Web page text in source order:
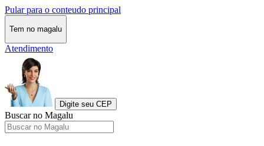
Pular para o conteudo principal
Tem no magalu
Atendimento
Digite seu CEP
Buscar no Magalu